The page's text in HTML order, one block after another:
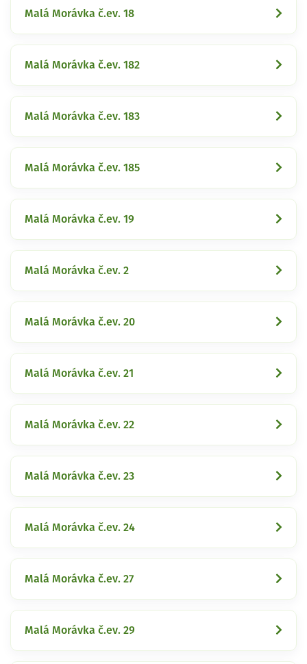
Malá Morávka č.ev. 18
Malá Morávka č.ev. 182
Malá Morávka č.ev. 183
Malá Morávka č.ev. 185
Malá Morávka č.ev. 19
Malá Morávka č.ev. 2
Malá Morávka č.ev. 20
Malá Morávka č.ev. 21
Malá Morávka č.ev. 22
Malá Morávka č.ev. 23
Malá Morávka č.ev. 24
Malá Morávka č.ev. 27
Malá Morávka č.ev. 29